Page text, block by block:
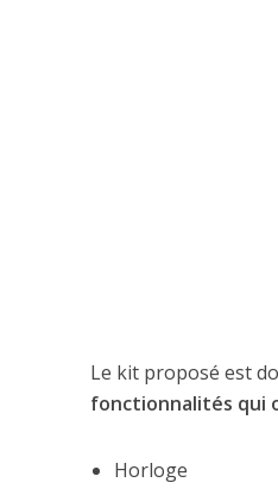
Le kit proposé est
fonctionnalités qui
Horloge